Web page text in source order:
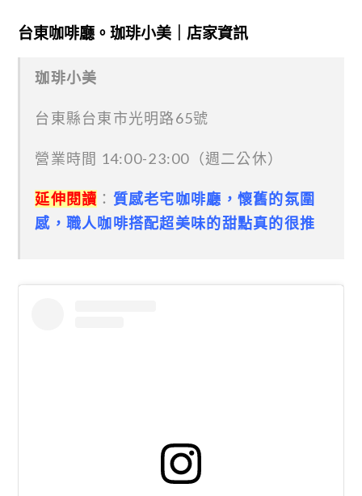
台東咖啡廳。珈琲小美｜店家資訊
珈琲小美
台東縣台東市光明路65號
營業時間 14:00-23:00（週二公休）
延伸閱讀 ： 質感老宅咖啡廳，懷舊的氛圍
感，職人咖啡搭配超美味的甜點真的很推